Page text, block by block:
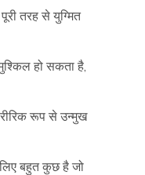
तरह से युग्मित
हो सकता है,
रूप से उन्मुख
बहुत कुछ है जो